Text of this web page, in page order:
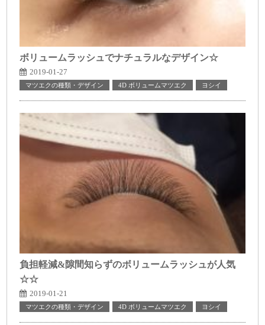
ボリュームラッシュでナチュラルなデザイン☆
2019-01-27
マツエクの種類・デザイン 4D ボリュームマツエク ヨシイ
負担軽減&隙間知らずのボリュームラッシュが人気
☆☆
2019-01-21
マツエクの種類・デザイン 4D ボリュームマツエク ヨシイ